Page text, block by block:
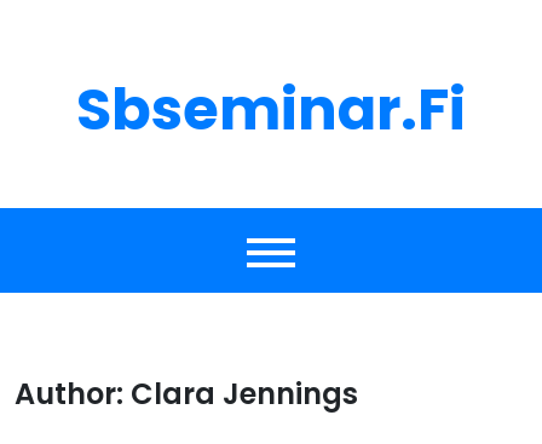
Sbseminar.fi
Author: Clara Jennings